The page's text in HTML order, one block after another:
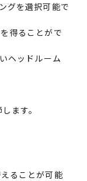
グを選択可能で
得ることがで
ヘッドルーム
ます。
ることが可能